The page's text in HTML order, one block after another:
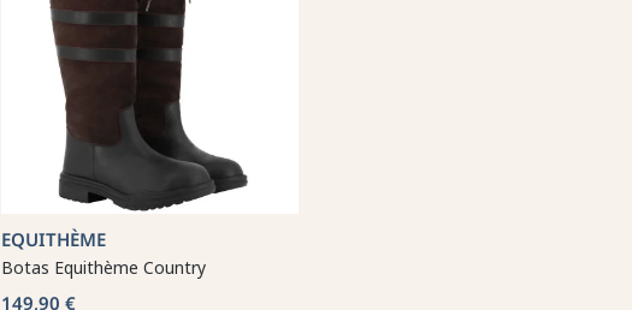
EQUITHÈME
Botas Equithème Country
149,90 €